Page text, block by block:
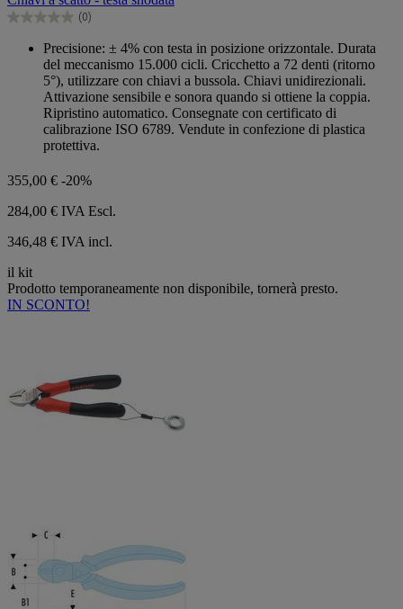
5
stelle.
(0)
0.0
Precisione: ± 4% con testa in posizione orizzontale. Durata
del meccanismo 15.000 cicli. Cricchetto a 72 denti (ritorno
5°), utilizzare con chiavi a bussola. Chiavi unidirezionali.
Attivazione sensibile e sonora quando si ottiene la coppia.
Ripristino automatico. Consegnate con certificato di
calibrazione ISO 6789. Vendute in confezione di plastica
protettiva.
355,00 € -20%
284,00 € IVA Escl.
346,48 € IVA incl.
il kit
Prodotto temporaneamente non disponibile, tornerà presto.
IN SCONTO!